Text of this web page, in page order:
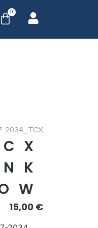
0
2034_TCX
15,00 €